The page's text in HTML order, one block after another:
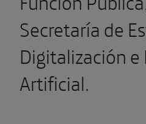
Secretaría de
Digitalización
Artificial.